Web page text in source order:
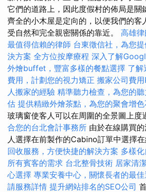
它們的道路上，因此度假村的佈局是關
齊全的小木屋是定向的，以便我們的客
受自然和完全親密關係的靠近。 高雄
最值得信賴的律師 台東徵信社，為您
決方案 全方位按摩療程 深入了解
外燴buffet，豐富多樣的餐點選擇 了解
費用，計劃您的視力矯正 搬家公司費
人搬家的經驗 精準聽力檢查，為您的
估 提供精緻外燴茶點，為您的聚會增
玻璃窗使客人可以在周圍的全景圖上度
合您的台北會計事務所 由於在線購買
人選擇在前製作的Cabino訂單中選擇在
回收服務，方便快捷的解決方案 多樣
所有賓客的需求 台北整骨技術 居家清
心選擇 專業安養中心，關懷長者的最
請服務詳情 提升網站排名的SEO公司